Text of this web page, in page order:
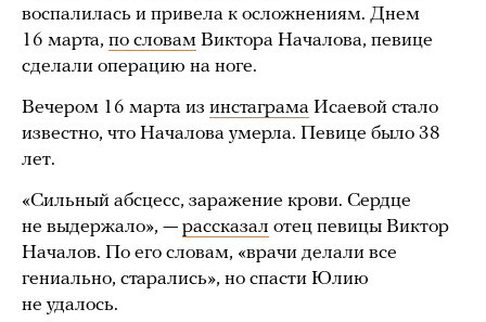
воспалилась и привела к осложнениям. Днем
16 марта, по словам Виктора Началова, певице
сделали операцию на ноге.
Вечером 16 марта из инстаграма Исаевой стало
известно, что Началова умерла. Певице было 38
лет.
«Сильный абсцесс, заражение крови. Сердце
не выдержало», — рассказал отец певицы Виктор
Началов. По его словам, «врачи делали все
гениально, старались», но спасти Юлию
не удалось.